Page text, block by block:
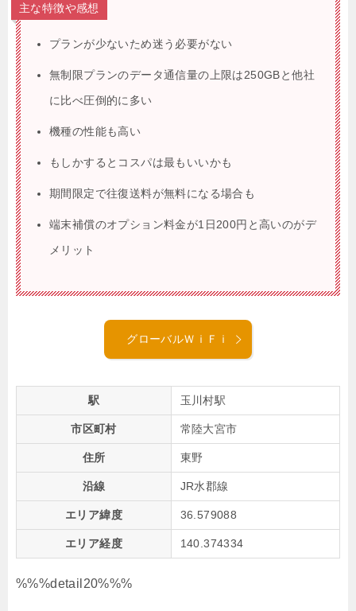
主な特徴や感想
プランが少ないため迷う必要がない
無制限プランのデータ通信量の上限は250GBと他社
に比べ圧倒的に多い
機種の性能も高い
もしかするとコスパは最もいいかも
期間限定で往復送料が無料になる場合も
端末補償のオプション料金が1日200円と高いのがデ
メリット
グローバルＷｉＦｉ
駅 玉川村駅
市区町村 常陸大宮市
住所 東野
沿線 JR水郡線
エリア緯度 36.579088
エリア経度 140.374334
%%%detail20%%%